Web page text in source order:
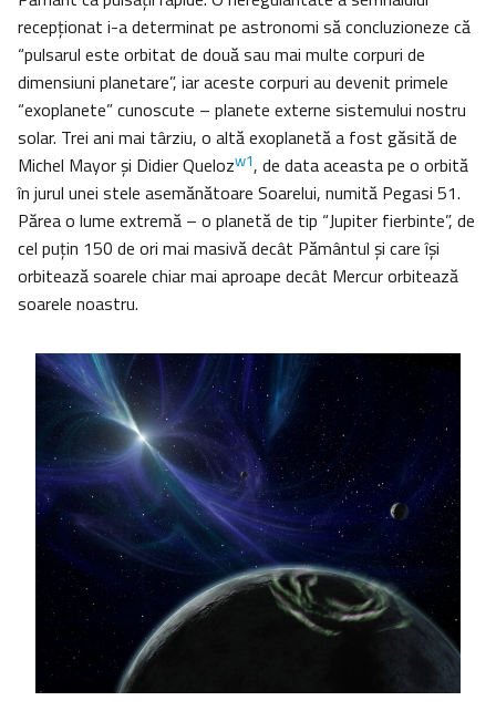
recepţionat i-a determinat pe astronomi să concluzioneze că
“pulsarul este orbitat de două sau mai multe corpuri de
dimensiuni planetare”, iar aceste corpuri au devenit primele
“exoplanete” cunoscute – planete externe sistemului nostru
solar. Trei ani mai târziu, o altă exoplanetă a fost găsită de
Michel Mayor și Didier Quelozw1, de data aceasta pe o orbită
în jurul unei stele asemănătoare Soarelui, numită Pegasi 51.
Părea o lume extremă – o planetă de tip “Jupiter fierbinte”, de
cel puțin 150 de ori mai masivă decât Pământul și care își
orbitează soarele chiar mai aproape decât Mercur orbitează
soarele noastru.